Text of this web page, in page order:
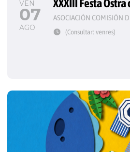
VEN
07
AGO
XXXIII Festa
(Consultar: venres)